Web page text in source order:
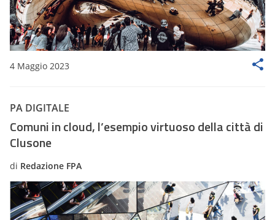
4 Maggio 2023
PA DIGITALE
Comuni in cloud, l’esempio virtuoso della città di
Clusone
di Redazione FPA